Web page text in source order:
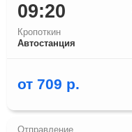
09:20
Кропоткин
Автостанция
от 709 р.